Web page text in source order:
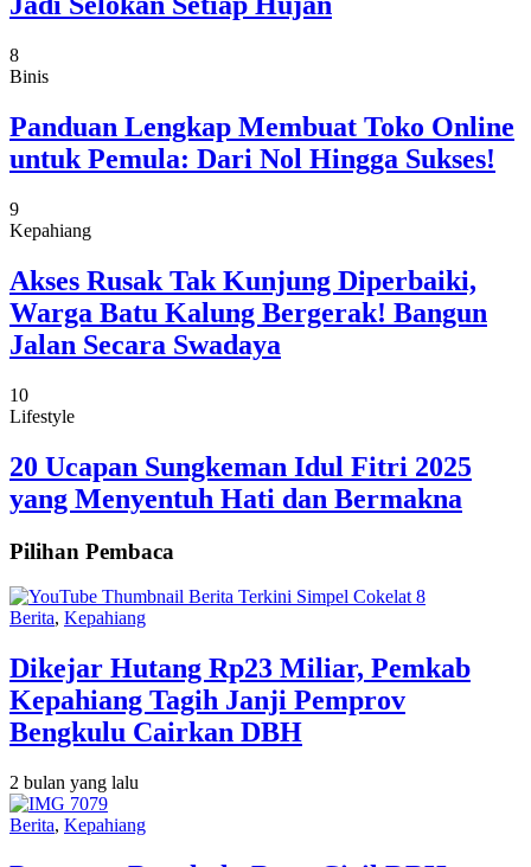
8
Binis
Panduan Lengkap Membuat Toko Online
untuk Pemula: Dari Nol Hingga Sukses!
9
Kepahiang
Akses Rusak Tak Kunjung Diperbaiki,
Warga Batu Kalung Bergerak! Bangun
Jalan Secara Swadaya
10
Lifestyle
20 Ucapan Sungkeman Idul Fitri 2025
yang Menyentuh Hati dan Bermakna
Pilihan Pembaca
Berita, Kepahiang
Dikejar Hutang Rp23 Miliar, Pemkab
Kepahiang Tagih Janji Pemprov
Bengkulu Cairkan DBH
2 bulan yang lalu
Berita, Kepahiang